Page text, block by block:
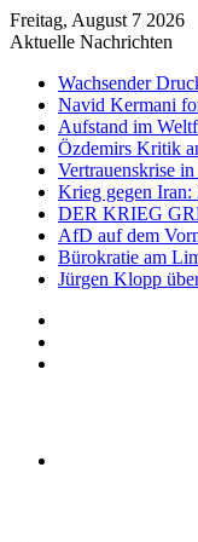
Freitag, August 7 2026
Aktuelle Nachrichten
Wachsender
Navid Kermani
Aufstand im
Özdemirs Kritik
Vertrauenskrise
Krieg gegen
DER KRIEG
AfD auf dem
Bürokratie am
Jürgen Klopp